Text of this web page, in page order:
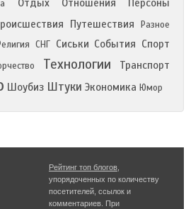
Отдых Отношения Персоны
Путешествия
Разное
СНГ Сиськи События Спорт
Технологии Транспорт
Шоубиз Штуки Экономика Юмор
Рейтинг топ блогов
упорядоченных по количеству
посетителей, ссылок и
комментариев. При